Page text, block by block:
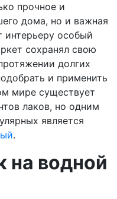
прочное и
дома, но и важная
интерьеру особый
сохранял свою
долгих
и применить
мире существует
лаков, но одним
является
.
на водной